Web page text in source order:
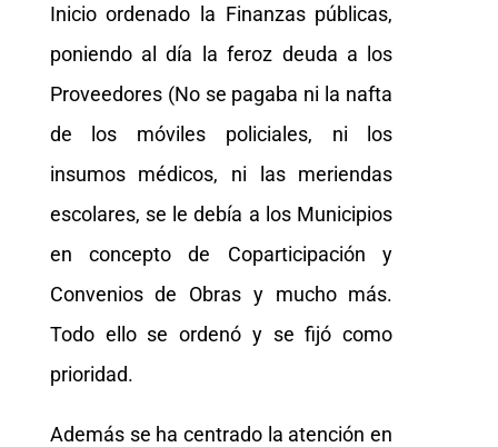
Inicio ordenado la Finanzas públicas,
poniendo al día la feroz deuda a los
Proveedores (No se pagaba ni la nafta
de los móviles policiales, ni los
insumos médicos, ni las meriendas
escolares, se le debía a los Municipios
en concepto de Coparticipación y
Convenios de Obras y mucho más.
Todo ello se ordenó y se fijó como
prioridad.
Además se ha centrado la atención en